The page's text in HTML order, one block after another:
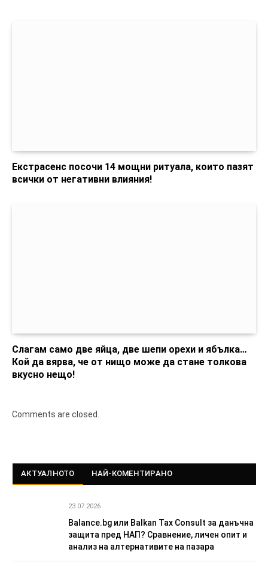
Екстрасенс посочи 14 мощни ритуала, които пазят
всички от негативни влияния!
Слагам само две яйца, две шепи орехи и ябълка…
Кой да вярва, че от нищо може да стане толкова
вкусно нещо!
Comments are closed.
АКТУАЛНОТО НАЙ-КОМЕНТИРАНО
23.07.2026
Balance.bg или Balkan Tax Consult за данъчна
защита пред НАП? Сравнение, личен опит и
анализ на алтернативите на пазара